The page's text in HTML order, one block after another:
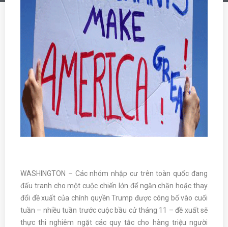
WASHINGTON – Các nhóm nhập cư trên toàn quốc đang
đấu tranh cho một cuộc chiến lớn để ngăn chặn hoặc thay
đổi đề xuất của chính quyền Trump được công bố vào cuối
tuần – nhiều tuần trước cuộc bầu cử tháng 11 – đề xuất sẽ
thực thi nghiêm ngặt các quy tắc cho hàng triệu người